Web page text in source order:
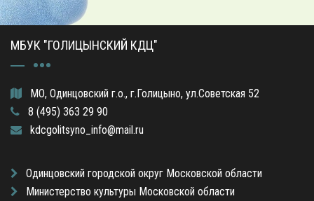
МБУК "ГОЛИЦЫНСКИЙ КДЦ"
МО, Одинцовский г.о., г.Голицыно, ул.Советская 52
8 (495) 363 29 90
kdcgolitsyno_info@mail.ru
Одинцовский городской округ Московской области
Министерство культуры Московской области